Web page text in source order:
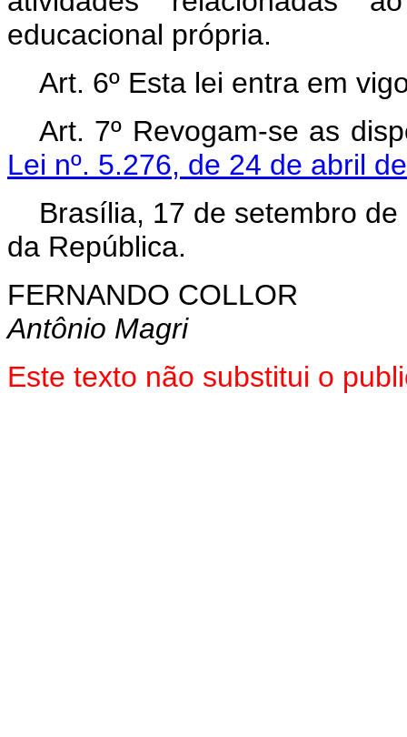
educacional própria.
Art. 6º Esta lei entra em
Art. 7º Revogam-se as
Lei nº. 5.276, de 24 de abril
Brasília, 17 de setembro
da República.
FERNANDO COLLOR
Antônio Magri
Este texto não substitui o